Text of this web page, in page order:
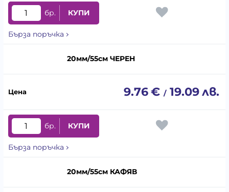
бр. КУПИ
Бърза поръчка
20мм/55см ЧЕРЕН
9.76€ / 19.09лв.
бр. КУПИ
Бърза поръчка
20мм/55см КАФЯВ